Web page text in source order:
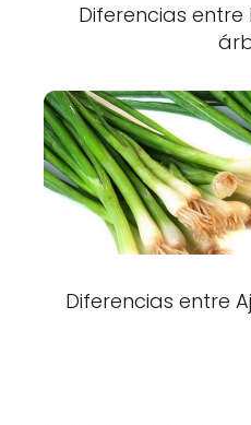
Diferencias
Diferencias entre